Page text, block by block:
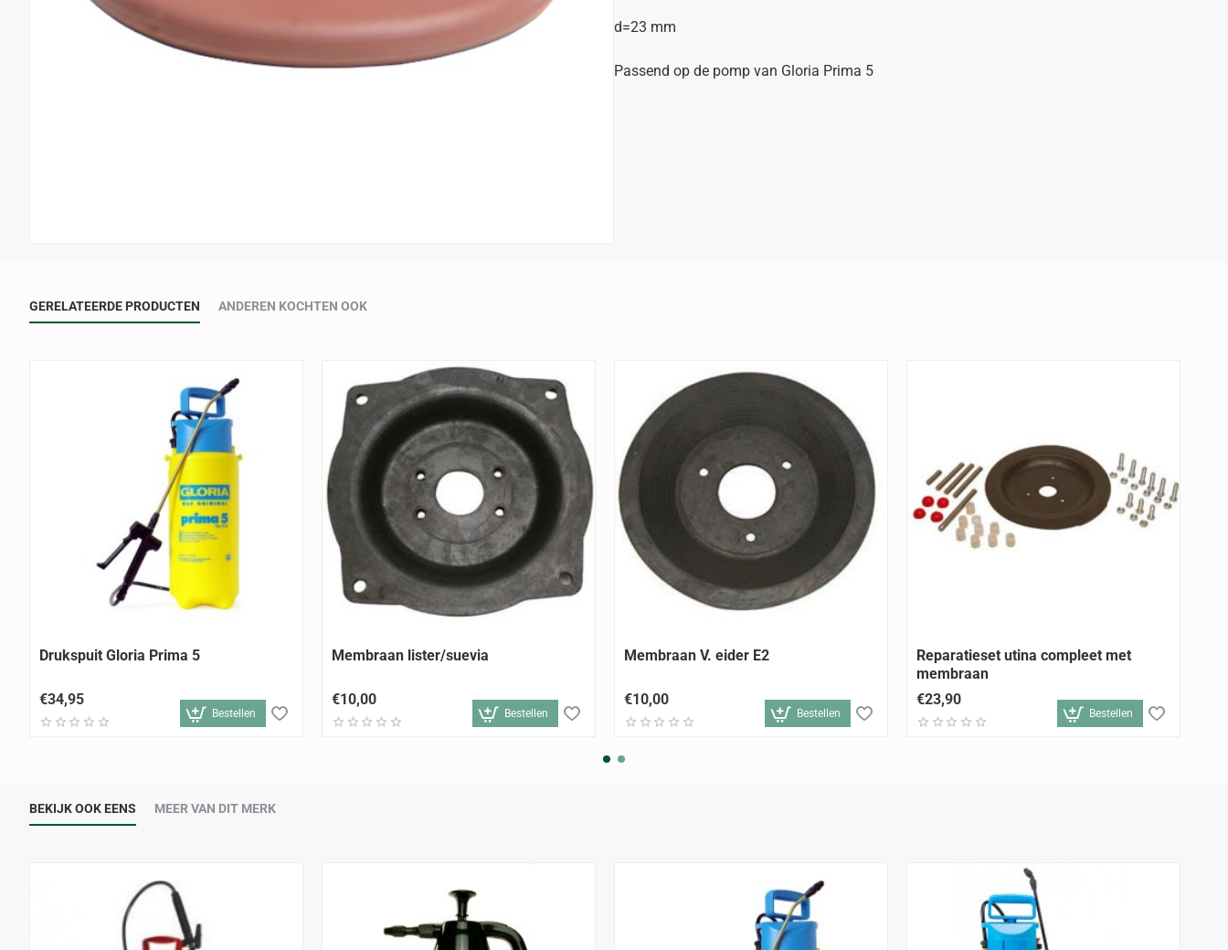
d=23 mm
Passend op de pomp van Gloria Prima 5
GERELATEERDE PRODUCTEN ANDEREN KOCHTEN OOK
Drukspuit Gloria Prima 5
€34,95
Bestellen
Membraan lister/suevia
€10,00
Bestellen
Membraan V. eider E2
€10,00
Bestellen
Reparatieset utina compleet met
membraan
€23,90
Bestellen
BEKIJK OOK EENS MEER VAN DIT MERK